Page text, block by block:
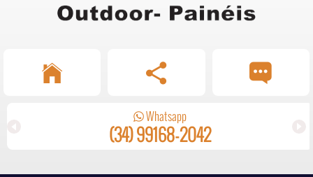
Whatsapp
(34) 99168-2042